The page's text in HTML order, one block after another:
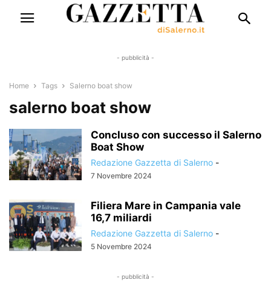
- pubblicità -
Home Tags Salerno boat show
salerno boat show
Concluso con successo il Salerno
Boat Show
Redazione Gazzetta di Salerno -
7 Novembre 2024
Filiera Mare in Campania vale
16,7 miliardi
Redazione Gazzetta di Salerno -
5 Novembre 2024
- pubblicità -